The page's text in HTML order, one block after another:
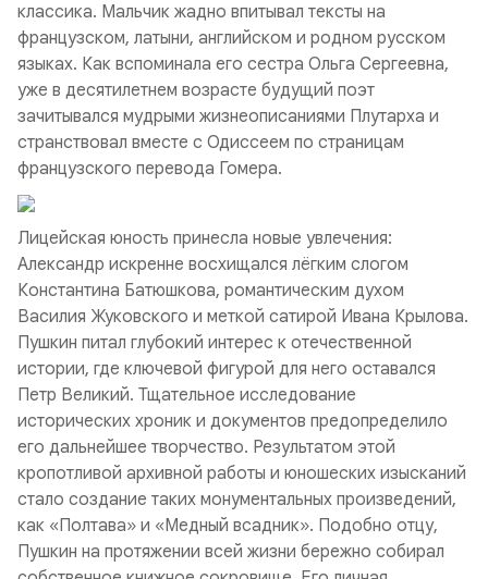
классика. Мальчик жадно впитывал тексты на
французском, латыни, английском и родном русском
языках. Как вспоминала его сестра Ольга Сергеевна,
уже в десятилетнем возрасте будущий поэт
зачитывался мудрыми жизнеописаниями Плутарха и
странствовал вместе с Одиссеем по страницам
французского перевода Гомера.
Лицейская юность принесла новые увлечения:
Александр искренне восхищался лёгким слогом
Константина Батюшкова, романтическим духом
Василия Жуковского и меткой сатирой Ивана Крылова.
Пушкин питал глубокий интерес к отечественной
истории, где ключевой фигурой для него оставался
Петр Великий. Тщательное исследование
исторических хроник и документов предопределило
его дальнейшее творчество. Результатом этой
кропотливой архивной работы и юношеских изысканий
стало создание таких монументальных произведений,
как «Полтава» и «Медный всадник». Подобно отцу,
Пушкин на протяжении всей жизни бережно собирал